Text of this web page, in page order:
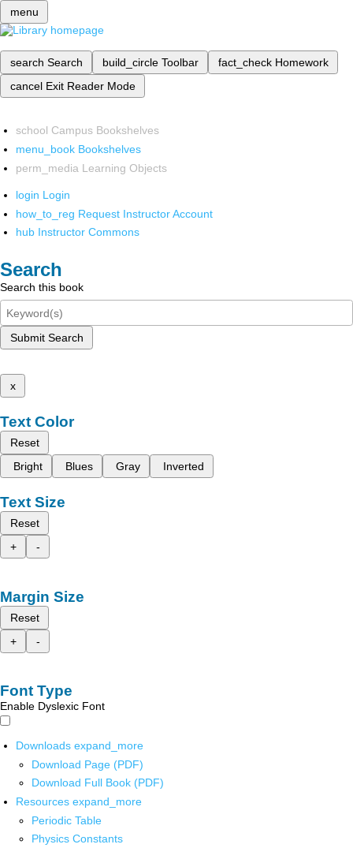
menu
search Search build_circle Toolbar fact_check Homework
cancel Exit Reader Mode
school Campus Bookshelves
menu_book Bookshelves
perm_media Learning Objects
login Login
how_to_reg Request Instructor Account
hub Instructor Commons
Search
Search this book
Submit Search
x
Text Color
Reset
Bright
Blues Gray Inverted
Text Size
Reset
+
-
Margin Size
Reset
+
-
Font Type
Enable Dyslexic Font
Downloads expand_more
Download Page (PDF)
Download Full Book (PDF)
Resources expand_more
Periodic Table
Physics Constants